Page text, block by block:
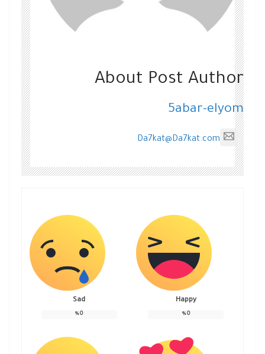
About Post Author
5abar-elyom
Da7kat@Da7kat.com
Happy
0
%
Sad
0
%